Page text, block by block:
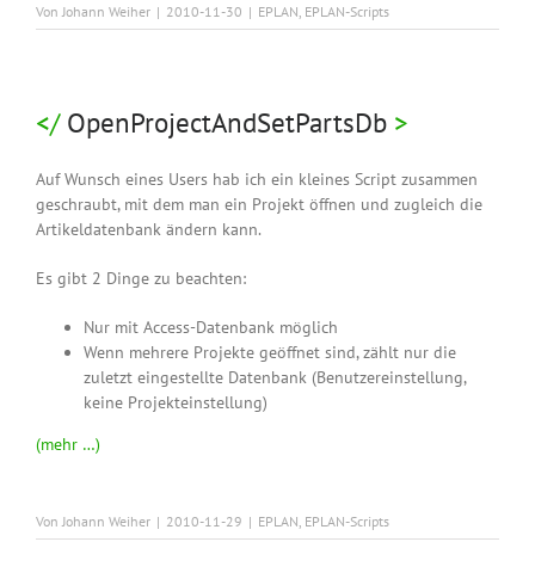
VonJohann Weiher | 2010-11-30 | EPLAN, EPLAN-Scripts
OpenProjectAndSetPartsDb
Auf Wunsch eines Users hab ich ein kleines Script zusammen
geschraubt, mit dem man ein Projekt öffnen und zugleich die
Artikeldatenbank ändern kann.
Es gibt 2 Dinge zu beachten:
Nur mit Access-Datenbank möglich
Wenn mehrere Projekte geöffnet sind, zählt nur die
zuletzt eingestellte Datenbank (Benutzereinstellung,
keine Projekteinstellung)
(mehr …)
VonJohann Weiher | 2010-11-29 | EPLAN, EPLAN-Scripts